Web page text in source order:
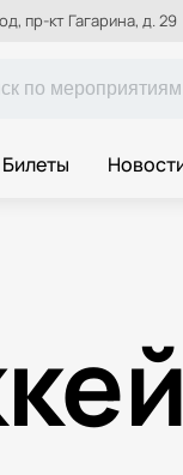
пр-кт Гагарина, д. 29